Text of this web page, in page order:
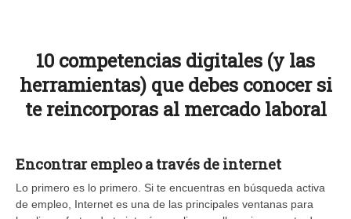
10 competencias digitales (y las
herramientas) que debes conocer si
te reincorporas al mercado laboral
Encontrar empleo a través de internet
Lo primero es lo primero. Si te encuentras en búsqueda activa
de empleo, Internet es una de las principales ventanas para